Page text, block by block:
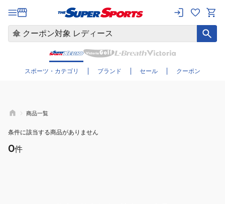
スポーツ・カテゴリ ブランド セール クーポン
さらに絞り込む
商品一覧
条件に該当する商品がありません
0件